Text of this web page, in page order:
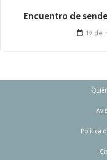
Encuentro de
19 de
Política